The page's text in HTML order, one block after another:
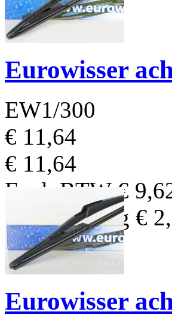
Eurowisser
EW1/300
€ 11,64
€ 11,64
Excl. BTW€
BTW Bedrag €
Eurowisser